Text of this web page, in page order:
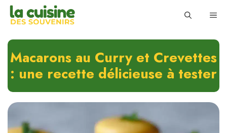
Skip
Macarons au Curry et Crevettes
: une recette délicieuse à tester